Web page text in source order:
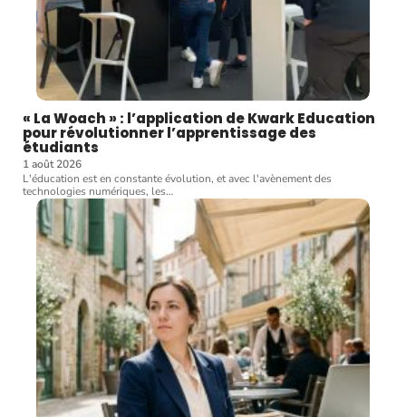
« La Woach » : l’application de Kwark Education
pour révolutionner l’apprentissage des
étudiants
1 août 2026
L'éducation est en constante évolution, et avec l'avènement des
technologies numériques, les…